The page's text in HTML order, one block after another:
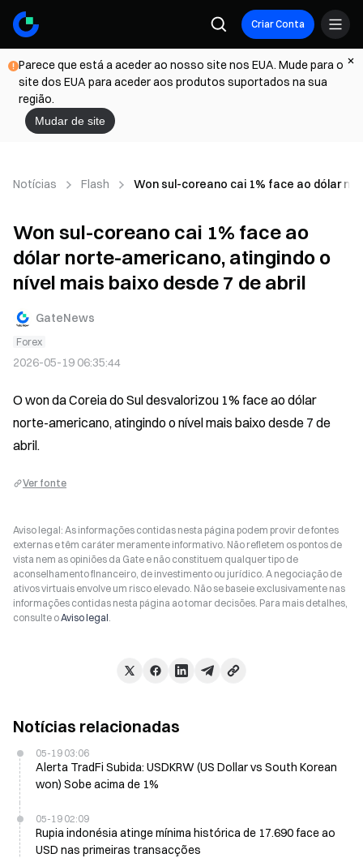
Criar Conta
Parece que está a aceder ao nosso site nos EUA. Mude para o
site dos EUA para aceder aos produtos suportados na sua
região.
Mudar de site
Notícias Flash Won sul-coreano cai 1% face ao dólar
Won sul-coreano cai 1% face ao
dólar norte-americano, atingindo o
nível mais baixo desde 7 de abril
GateNews
Forex
2026-05-19 06:35:44
O won da Coreia do Sul desvalorizou 1% face ao dólar
norte-americano, atingindo o nível mais baixo desde 7 de
abril.
Ver fonte
Aviso legal: As informações contidas nesta página podem provir de fontes
externas e têm caráter meramente informativo. Não refletem os pontos de
vista nem as opiniões da Gate e não constituem qualquer tipo de
aconselhamento financeiro, de investimento ou jurídico. A negociação de
ativos virtuais envolve um risco elevado. Não se baseie exclusivamente nas
informações contidas nesta página ao tomar decisões. Para mais detalhes,
consulte oAviso legal.
Notícias relacionadas
05-19 03:06
Alerta TradFi Subida: USDKRW (US Dollar vs South Korean
won) Sobe acima de 1%
05-19 02:09
Rupia indonésia atinge mínima histórica de 17.690 face ao
USD nas primeiras transacções